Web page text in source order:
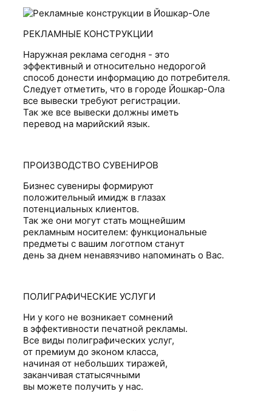
РЕКЛАМНЫЕ КОНСТРУКЦИИ
Наружная реклама сегодня - это
эффективный и относительно недорогой
способ донести информацию до потребителя.
Следует отметить, что в городе Йошкар-Ола
все вывески требуют регистрации.
Так же все вывески должны иметь
перевод на марийский язык.
ПРОИЗВОДСТВО СУВЕНИРОВ
Бизнес сувениры формируют
положительный имидж в глазах
потенциальных клиентов.
Так же они могут стать мощнейшим
рекламным носителем: функциональные
предметы с вашим логотпом станут
день за днем ненавязчиво напоминать о Вас.
ПОЛИГРАФИЧЕСКИЕ УСЛУГИ
Ни у кого не возникает сомнений
в эффективности печатной рекламы.
Все виды полиграфических услуг,
от премиум до эконом класса,
начиная от небольших тиражей,
заканчивая статысячными
вы можете получить у нас.